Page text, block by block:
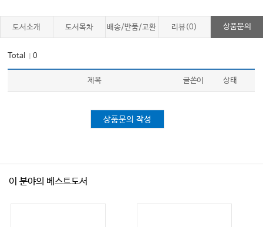
도서소개 도서목차 배송/반품/교환 리뷰(0) 상품문의
Total ｜0
제목 글쓴이 상태
상품문의 작성
이 분야의 베스트도서